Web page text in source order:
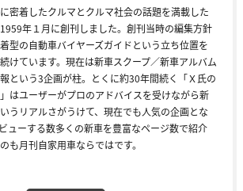
密着したクルマとクルマ社会の話題を満載した
年１月に創刊しました。創刊当時の編集方針
型の自動車バイヤーズガイドという立ち位置を
けています。現在は新車スクープ／新車アルバム
という3企画が柱。とくに約30年間続く「Ｘ氏の
はユーザーがプロのアドバイスを受けながら新
うリアルさがうけて、現在でも人気の企画とな
ューする数多くの新車を豊富なページ数で紹介
も月刊自家用車ならではです。